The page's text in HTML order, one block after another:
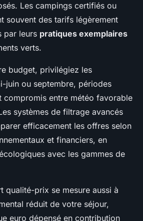
Les campings certifiés ou
souvent des tarifs légèrement
par leurs pratiques exemplaires
verts.
budget, privilégiez les
juin ou septembre, périodes
compromis entre météo favorable
systèmes de filtrage avancés
efficacement les offres selon
et financiers, en
avec les gammes de
qualité-prix se mesure aussi à
réduit de votre séjour,
euro dépensé en contribution